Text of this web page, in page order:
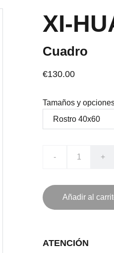
XI-
Cuadro
€130.00
Tamaños y
- +
Añadir al
ATENCIÓN